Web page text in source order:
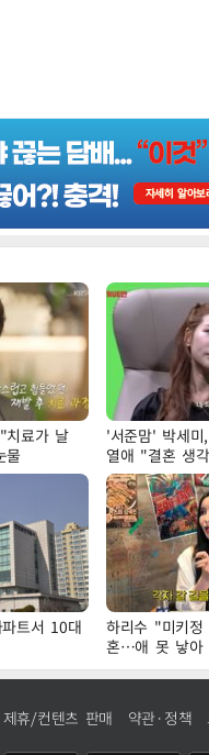
치료가 날
물
'서준맘' 박세
열애 "결혼 생
트서 10대
하리수 "미키정
혼…애 못 낳아
제휴/컨텐츠 판매 약관·정책